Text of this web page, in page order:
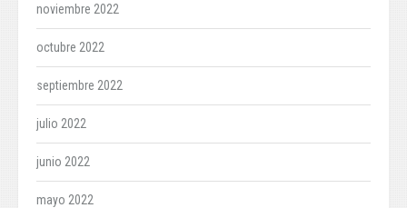
noviembre 2022
octubre 2022
septiembre 2022
julio 2022
junio 2022
mayo 2022